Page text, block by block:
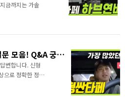
금까지는 가솔
드디어 하이브
상으로 정확한
신형 싼타페! 가장 많았던 질문 모음! Q&A 궁금증! (라이브 하이라이트 편집)
변합니다. 신형
으로 정확한 정보